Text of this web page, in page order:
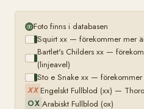
Foto finns i databasen
Squirt xx — förekommer mer
Bartlet's Childers xx —
(linjeavel)
Sto e Snake xx —
XX Engelskt Fullblod (xx) —
OX Arabiskt Fullblod (ox)